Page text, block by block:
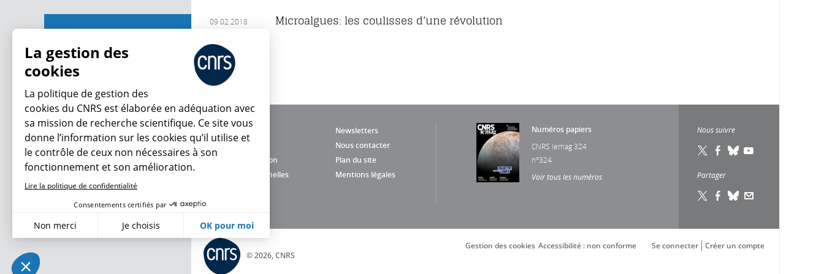
09.02.2018 Microalgues: les coulisses d’une révolution
Newsletters
Nous contacter
Charte d'utilisation
Plan du site
Données personnelles
Mentions légales
Numéros papiers
CNRS lemag 324
n°324
Voir tous les numéros
Nous suivre
Partager
© 2026, CNRS
Créer un compte
Se connecter
Accessibilité : non conforme
Gestion des cookies
La gestion des
cookies
La politique de gestion des
cookies du CNRS est élaborée en adéquation avec
sa mission de recherche scientifique. Ce site vous
donne l’information sur les cookies qu’il utilise et
le contrôle de ceux non nécessaires à son
fonctionnement et son amélioration.
Lire la politique de confidentialité
Consentements certifiés par
Non merci Je choisis OK pour moi
Plateforme de Gestion du Consentement : Personnalisez vos Options